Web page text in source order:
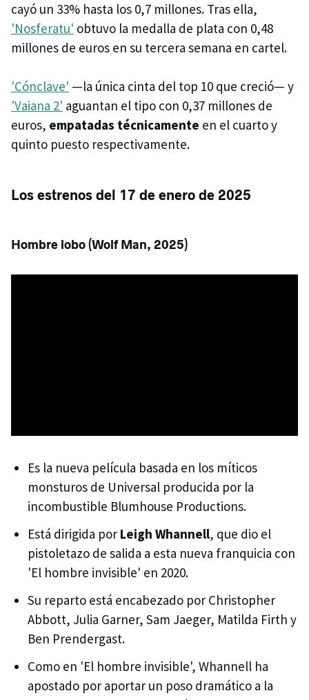
cayó un 33% hasta los 0,7 millones. Tras ella,
'Nosferatu' obtuvo la medalla de plata con 0,48
millones de euros en su tercera semana en cartel.
'Cónclave' —la única cinta del top 10 que creció— y
'Vaiana 2' aguantan el tipo con 0,37 millones de
euros, empatadas técnicamente en el cuarto y
quinto puesto respectivamente.
Los estrenos del 17 de enero de 2025
Hombre lobo (Wolf Man, 2025)
Es la nueva película basada en los míticos
monsturos de Universal producida por la
incombustible Blumhouse Productions.
Está dirigida por Leigh Whannell, que dio el
pistoletazo de salida a esta nueva franquicia con
'El hombre invisible' en 2020.
Su reparto está encabezado por Christopher
Abbott, Julia Garner, Sam Jaeger, Matilda Firth y
Ben Prendergast.
Como en 'El hombre invisible', Whannell ha
apostado por aportar un poso dramático a la